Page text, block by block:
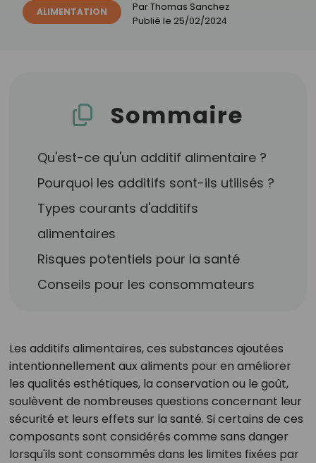
ALIMENTATION ParThomas Sanchez
Publié le 25/02/2024
Sommaire
Qu'est-ce qu'un additif alimentaire ?
Pourquoi les additifs sont-ils utilisés ?
Types courants d'additifs
alimentaires
Risques potentiels pour la santé
Conseils pour les consommateurs
Les additifs alimentaires, ces substances ajoutées
intentionnellement aux aliments pour en améliorer
les qualités esthétiques, la conservation ou le goût,
soulèvent de nombreuses questions concernant leur
sécurité et leurs effets sur la santé. Si certains de ces
composants sont considérés comme sans danger
lorsqu'ils sont consommés dans les limites fixées par